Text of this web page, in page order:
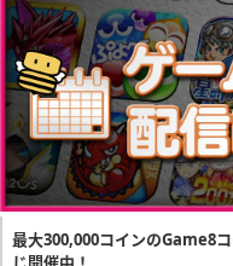
最大300,000コインのGame8